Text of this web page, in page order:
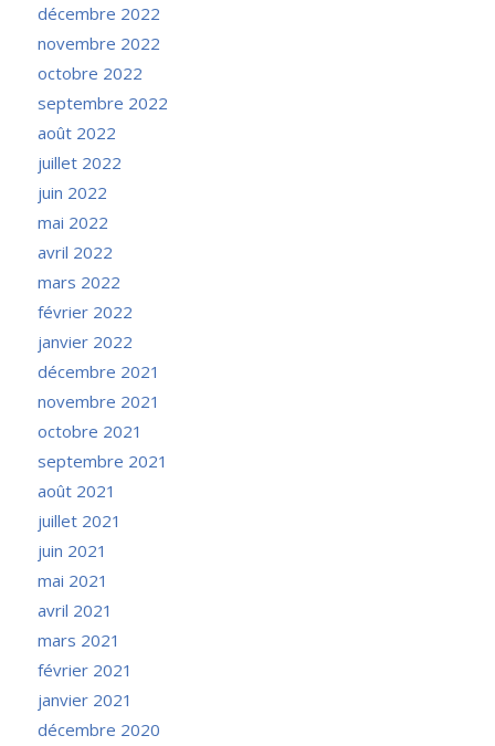
décembre 2022
novembre 2022
octobre 2022
septembre 2022
août 2022
juillet 2022
juin 2022
mai 2022
avril 2022
mars 2022
février 2022
janvier 2022
décembre 2021
novembre 2021
octobre 2021
septembre 2021
août 2021
juillet 2021
juin 2021
mai 2021
avril 2021
mars 2021
février 2021
janvier 2021
décembre 2020